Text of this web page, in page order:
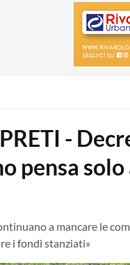
-
pensa
a mancare le
i fondi stanziati»